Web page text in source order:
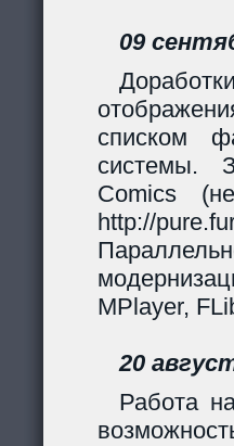
09
списком
системы.
Comics
http://
MPlayer,
20
Работа